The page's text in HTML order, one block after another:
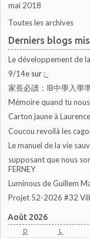
mai 2018
Toutes les archives
Derniers blogs
Le développement de
9/14e sur;_
家長必讀：IB中學入學
Mémoire quand tu
Carton jaune à
Coucou revoilà les
Le manuel de la vie
supposant que nous
FERNEY
Luminous de Guillem
Projet 52-2026 #32
Août 2026
D L